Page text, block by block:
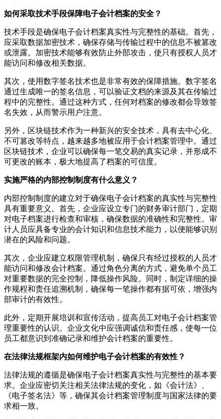
如何采取技术手段保障电子会计档案的安全？
技术手段是确保电子会计档案真实性与完整性的基础。首先，
应采取数据加密技术，确保存储与传输过程中的信息不被篡改
或泄露。加密技术能够有效防止外部攻击，使只有授权人员才
能访问和修改相关数据。
其次，使用数字签名技术也是非常有效的保障措施。数字签名
通过生成唯一的签名信息，可以验证文档的来源及其在传输过
程中的完整性。通过这种方式，任何对档案的修改都会导致签
名失效，从而警示用户注意。
另外，区块链技术作为一种新兴的安全技术，具有去中心化、
不可篡改等特点，越来越多地被应用于会计档案管理中。通过
区块链技术，企业可以确保每一笔交易的真实记录，并形成不
可更改的账本，极大地提高了档案的可信度。
实施严格的内部控制制度有什么意义？
内部控制制度的建立对于确保电子会计档案的真实性与完整性
具有重要意义。首先，企业应设立专门的财务审计部门，定期
对电子档案进行检查和审核，确保数据的准确性和完整性。审
计人员应具备专业的会计知识和信息技术能力，以便能够识别
潜在的风险和问题。
其次，企业应建立权限管理机制，确保只有经过授权的人员才
能访问和修改会计档案。通过角色分离的方式，避免单个员工
对重要数据的完全控制，降低操作风险。同时，制定详细的操
作规程和责任追溯机制，确保每一笔操作都有据可依，增强内
部审计的有效性。
此外，定期开展培训和宣传活动，提高员工对电子会计档案管
理重要性的认识。企业文化中应强调诚信和责任感，使每一位
员工都意识到准确记录和维护会计档案的重要性。
在法律法规框架内如何维护电子会计档案的有效性？
法律法规的遵循是确保电子会计档案真实性与完整性的基本要
求。企业应密切关注相关法律法规的变化，如《会计法》、
《电子签名法》等，确保其会计档案管理制度与国家法律的要
求相一致。